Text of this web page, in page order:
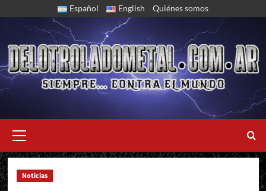
Español English Quiénes somos
Menu
Noticias